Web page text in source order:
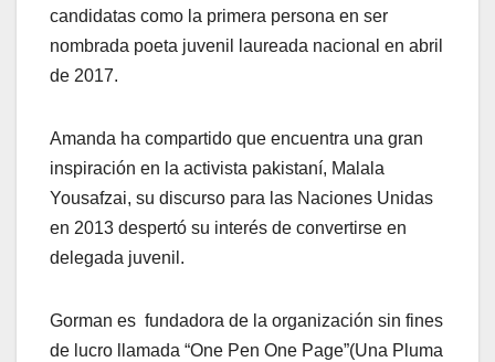
candidatas como la primera persona en ser
nombrada poeta juvenil laureada nacional en abril
de 2017.
​Amanda ha compartido que encuentra una gran
inspiración en la activista pakistaní, Malala
Yousafzai, su discurso para las Naciones Unidas
en 2013 despertó su interés de convertirse en
delegada juvenil.
Gorman es fundadora de la organización sin fines
de lucro llamada “One Pen One Page”(Una Pluma